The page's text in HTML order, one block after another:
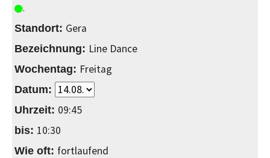
Gera
Line Dance
Freitag
09:45
10:30
fortlaufend